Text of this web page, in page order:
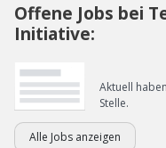
Offene Jobs bei
Initiative:
Aktuell
Stelle.
Alle Jobs anzeigen